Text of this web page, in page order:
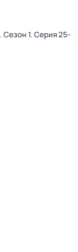
. Сезон 1. Серия 25-